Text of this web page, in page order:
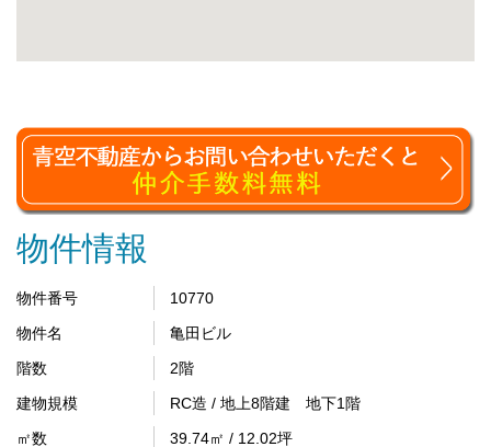
物件情報
物件番号
10770
物件名
亀田ビル
階数
2階
建物規模
RC造 / 地上8階建 地下1階
㎡数
39.74㎡ / 12.02坪